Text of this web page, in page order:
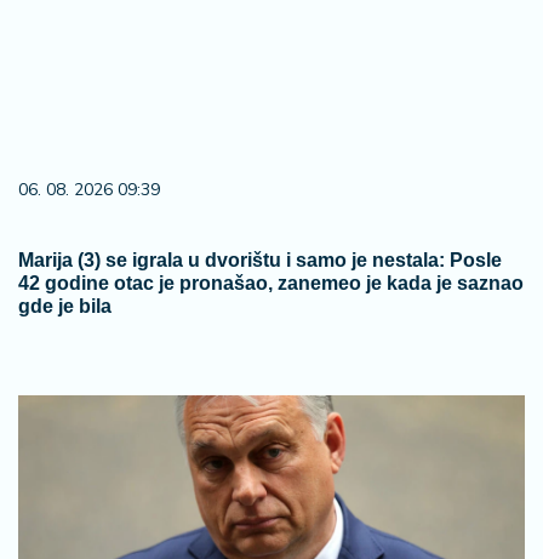
06. 08. 2026 09:39
Marija (3) se igrala u dvorištu i samo je nestala: Posle
42 godine otac je pronašao, zanemeo je kada je saznao
gde je bila